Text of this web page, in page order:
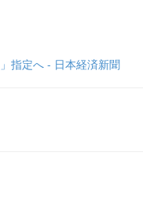
指定へ - 日本経済新聞